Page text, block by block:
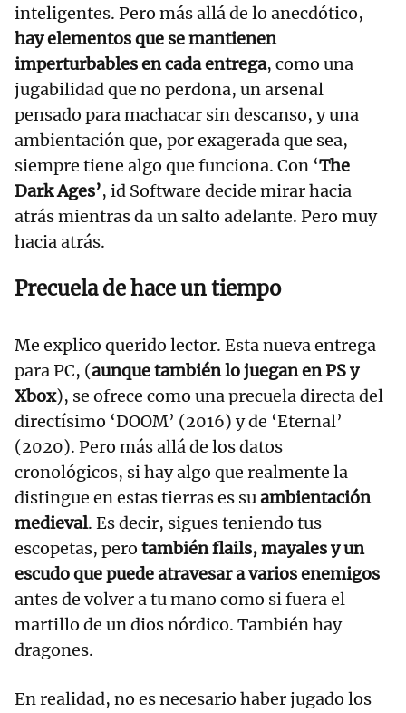
inteligentes. Pero más allá de lo anecdótico,
hay elementos que se mantienen
imperturbables en cada entrega, como una
jugabilidad que no perdona, un arsenal
pensado para machacar sin descanso, y una
ambientación que, por exagerada que sea,
siempre tiene algo que funciona. Con ‘The
Dark Ages’, id Software decide mirar hacia
atrás mientras da un salto adelante. Pero muy
hacia atrás.
Precuela de hace un tiempo
Me explico querido lector. Esta nueva entrega
para PC, (aunque también lo juegan en PS y
Xbox), se ofrece como una precuela directa del
directísimo ‘DOOM’ (2016) y de ‘Eternal’
(2020). Pero más allá de los datos
cronológicos, si hay algo que realmente la
distingue en estas tierras es suambientación
medieval. Es decir, sigues teniendo tus
escopetas, pero también flails, mayales y un
escudo que puede atravesar a varios enemigos
antes de volver a tu mano como si fuera el
martillo de un dios nórdico. También hay
dragones.
En realidad, no es necesario haber jugado los